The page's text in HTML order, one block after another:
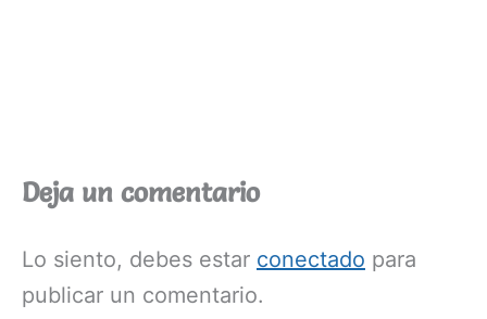
Deja un comentario
Lo siento, debes estar conectado para
publicar un comentario.